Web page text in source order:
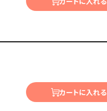
カートに入れる